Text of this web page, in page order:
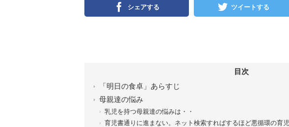
シェアする ツイートする
目次
「明日の食卓」あらすじ
母親達の悩み
乳児を持つ母親達の悩みは・・
育児書通りに進まない。ネット検索すればするほど悪循環の育児